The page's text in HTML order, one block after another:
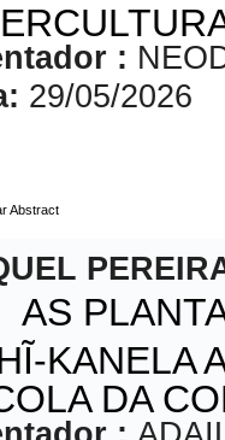
:
29/05/2026
Abstract
PLANTAS
KANELA
DA